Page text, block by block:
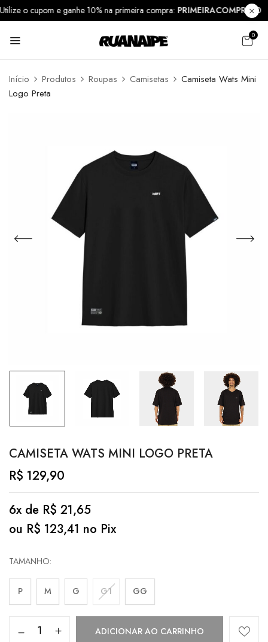
Utilize o cupom e ganhe 10% na primeira compra:PRIMEIRACOMPRA10
0
Início Produtos Roupas Camisetas
Camiseta Wats Mini
Logo Preta
CAMISETA WATS MINI LOGO PRETA
R$ 129,90
6x de R$ 21,65
ou R$ 123,41 no Pix
TAMANHO
P M G G1 GG
ADICIONAR AO CARRINHO